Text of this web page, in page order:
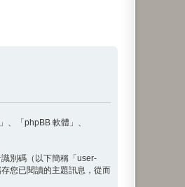
、「phpBB 軟體」、
別碼（以下簡稱「user-
您已閱讀的主題訊息，從而